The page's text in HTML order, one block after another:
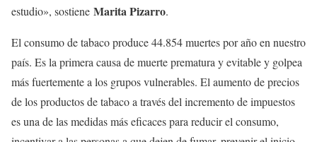
estudio», sostiene Marita Pizarro.
El consumo de tabaco produce 44.854 muertes por año en nuestro
país. Es la primera causa de muerte prematura y evitable y golpea
más fuertemente a los grupos vulnerables. El aumento de precios
de los productos de tabaco a través del incremento de impuestos
es una de las medidas más eficaces para reducir el consumo,